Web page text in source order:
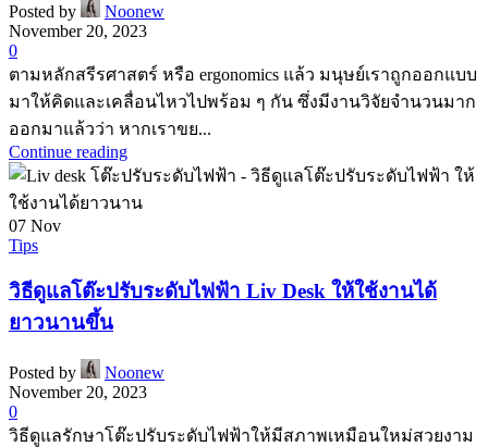
Posted by
Noonew
November 20, 2023
0
ตามหลักสรีรศาสตร์ หรือ ergonomics แล้ว มนุษย์เราถูกออกแบบ
มาให้คิดและเคลื่อนไหวไปพร้อม ๆ กัน ซึ่งมีงานวิจัยจำนวนมาก
ออกมาแล้วว่า หากเราขย...
Continue reading
07 Nov
Tips
วิธีดูแลโต๊ะปรับระดับไฟฟ้า Liv Desk ให้ใช้งานได้
ยาวนานขึ้น
Posted by
Noonew
November 20, 2023
0
วิธีดูแลรักษาโต๊ะปรับระดับไฟฟ้าให้มีสภาพเหมือนใหม่สวยงาม